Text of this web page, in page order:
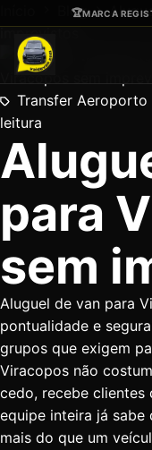
Ir para o conteúdo
🏆MARCA
Blog
imprevistos
Transfer Aeroporto
leitura
para
sem
Aluguel de van para
pontualidade e
grupos que exigem
Viracopos não
cedo, recebe clientes
equipe inteira já
mais do que um